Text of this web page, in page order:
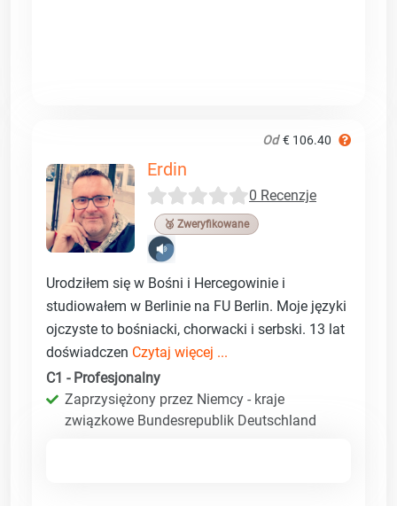
Od € 106.40
Erdin
0 Recenzje
🥉 Zweryfikowane
Urodziłem się w Bośni i Hercegowinie i
studiowałem w Berlinie na FU Berlin. Moje języki
ojczyste to bośniacki, chorwacki i serbski. 13 lat
doświadczen Czytaj więcej ...
C1 - Profesjonalny
Zaprzysiężony przez Niemcy - kraje
związkowe Bundesrepublik Deutschland